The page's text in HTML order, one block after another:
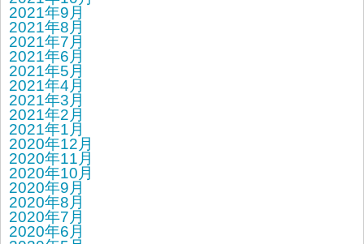
2021年9月
2021年8月
2021年7月
2021年6月
2021年5月
2021年4月
2021年3月
2021年2月
2021年1月
2020年12月
2020年11月
2020年10月
2020年9月
2020年8月
2020年7月
2020年6月